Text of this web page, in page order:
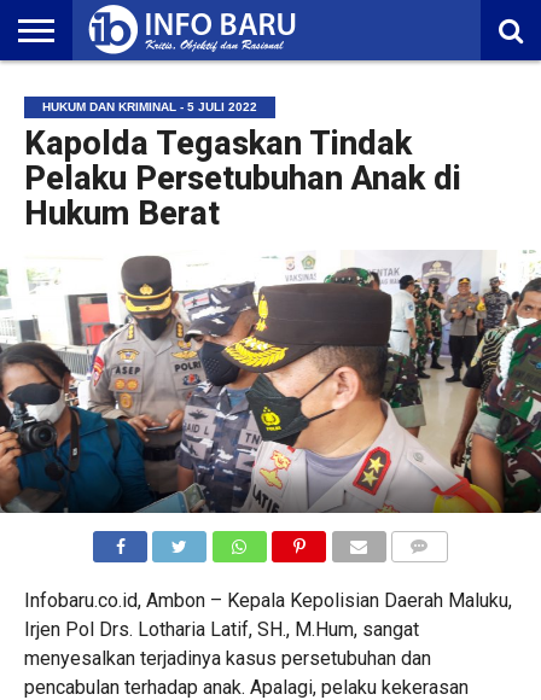
NASIONAL
AMBONIA
MALUKU
EKONOMI
POLITIK
OLAHRAGA
LIFESTYLE
REDAKSI
HUKUM DAN KRIMINAL - 5 JULI 2022
Kapolda Tegaskan Tindak
Pelaku Persetubuhan Anak di
Hukum Berat
Infobaru.co.id, Ambon – Kepala Kepolisian Daerah Maluku,
Irjen Pol Drs. Lotharia Latif, SH., M.Hum, sangat
menyesalkan terjadinya kasus persetubuhan dan
pencabulan terhadap anak. Apalagi, pelaku kekerasan